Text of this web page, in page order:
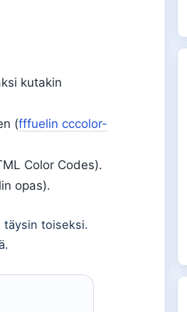
kutakin
(fffuelin cccolor-
Color Codes).
opas).
täysin toiseksi.